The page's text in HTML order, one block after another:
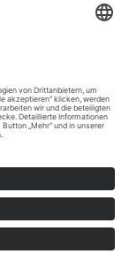
Schmallenberg